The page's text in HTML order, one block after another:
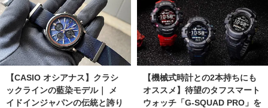
【CASIO オシアナス】クラシ
ックラインの藍染モデル｜ メ
イドインジャパンの伝統と誇り
【機械式時計との2本持ちにも
オススメ】待望のタフスマート
ウォッチ「G-SQUAD PRO」を